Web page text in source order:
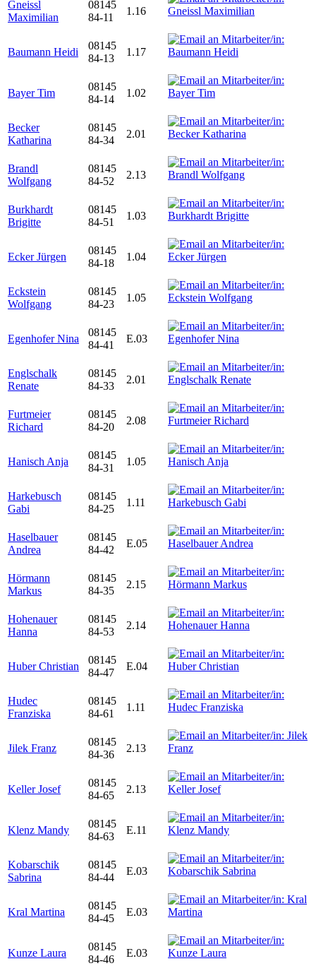
Gneissl
Maximilian
08145
84-11
1.16
Baumann Heidi
08145
84-13
1.17
Bayer Tim
08145
84-14
1.02
Becker
Katharina
08145
84-34
2.01
Brandl
Wolfgang
08145
84-52
2.13
Burkhardt
Brigitte
08145
84-51
1.03
Ecker Jürgen
08145
84-18
1.04
Eckstein
Wolfgang
08145
84-23
1.05
Egenhofer Nina
08145
84-41
E.03
Englschalk
Renate
08145
84-33
2.01
Furtmeier
Richard
08145
84-20
2.08
Hanisch Anja
08145
84-31
1.05
Harkebusch
Gabi
08145
84-25
1.11
Haselbauer
Andrea
08145
84-42
E.05
Hörmann
Markus
08145
84-35
2.15
Hohenauer
Hanna
08145
84-53
2.14
Huber Christian
08145
84-47
E.04
Hudec
Franziska
08145
84-61
1.11
Jilek Franz
08145
84-36
2.13
Keller Josef
08145
84-65
2.13
Klenz Mandy
08145
84-63
E.11
Kobarschik
Sabrina
08145
84-44
E.03
Kral Martina
08145
84-45
E.03
Kunze Laura
08145
84-46
E.03